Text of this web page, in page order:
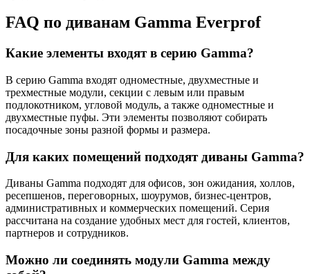
FAQ по диванам Gamma Everprof
Какие элементы входят в серию Gamma?
В серию Gamma входят одноместные, двухместные и
трехместные модули, секции с левым или правым
подлокотником, угловой модуль, а также одноместные и
двухместные пуфы. Эти элементы позволяют собирать
посадочные зоны разной формы и размера.
Для каких помещений подходят диваны Gamma?
Диваны Gamma подходят для офисов, зон ожидания, холлов,
ресепшенов, переговорных, шоурумов, бизнес-центров,
административных и коммерческих помещений. Серия
рассчитана на создание удобных мест для гостей, клиентов,
партнеров и сотрудников.
Можно ли соединять модули Gamma между